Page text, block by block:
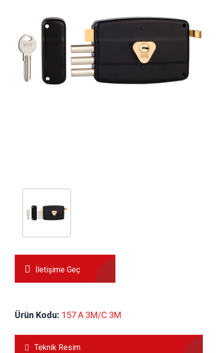
İletişime Geç
Ürün Kodu: 157 A 3M/C 3M
Teknik Resim